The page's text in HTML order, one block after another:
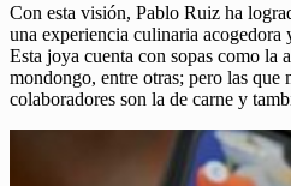
Con esta visión, Pablo Ruiz ha
una experiencia culinaria acogedora
Esta joya cuenta con sopas como la
mondongo, entre otras; pero las que
colaboradores son la de carne y